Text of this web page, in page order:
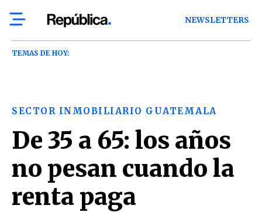
NEWSLETTERS
TEMAS DE HOY:
SECTOR INMOBILIARIO GUATEMALA
De 35 a 65: los años
no pesan cuando la
renta paga